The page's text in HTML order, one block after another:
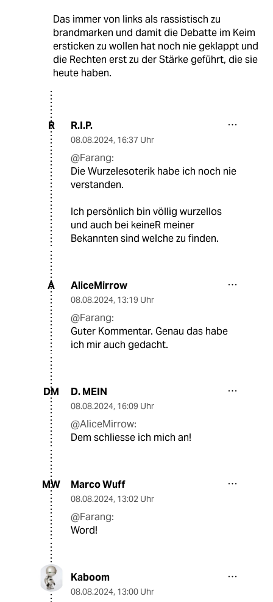
Das immer von links als rassistisch zu
brandmarken und damit die Debatte im Keim
ersticken zu wollen hat noch nie geklappt und
die Rechten erst zu der Stärke geführt, die sie
heute haben.
R R.I.P.
08.08.2024, 16:37 Uhr
@Farang:
Die Wurzelesoterik habe ich noch nie
verstanden.
Ich persönlich bin völlig wurzellos
und auch bei keineR meiner
Bekannten sind welche zu finden.
A AliceMirrow
08.08.2024, 13:19 Uhr
@Farang:
Guter Kommentar. Genau das habe
ich mir auch gedacht.
DM D. MEIN
08.08.2024, 16:09 Uhr
@AliceMirrow:
Dem schliesse ich mich an!
MW Marco Wuff
08.08.2024, 13:02 Uhr
@Farang:
Word!
Kaboom
08.08.2024, 13:00 Uhr